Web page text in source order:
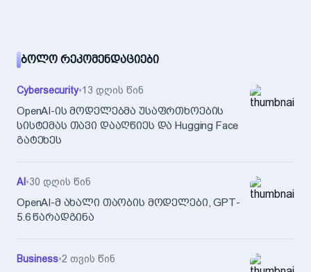
ᲑᲝᲚᲝ ᲠᲔᲙᲝᲛᲔᲜᲓᲐᲪᲘᲔᲑᲘ
Cybersecurity•13 დღის წინ
OpenAI-ის მოდელებმა უსაფრთხოების
სისტემას თავი დააღწიეს და Hugging Face
გატეხეს
AI •30 დღის წინ
OpenAI-მ ახალი თაობის მოდელები, GPT-
5.6 წარადგინა
Business•2 თვის წინ